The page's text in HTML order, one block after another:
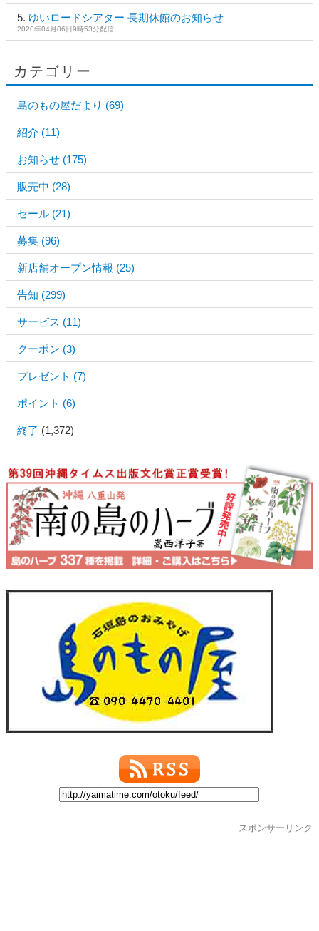
ゆいロードシアター 長期休館のお知らせ
2020年04月06日9時53分配信
カテゴリー
島のもの屋だより (69)
紹介 (11)
お知らせ (175)
販売中 (28)
セール (21)
募集 (96)
新店舗オープン情報 (25)
告知 (299)
サービス (11)
クーポン (3)
プレゼント (7)
ポイント (6)
終了 (1,372)
スポンサーリンク